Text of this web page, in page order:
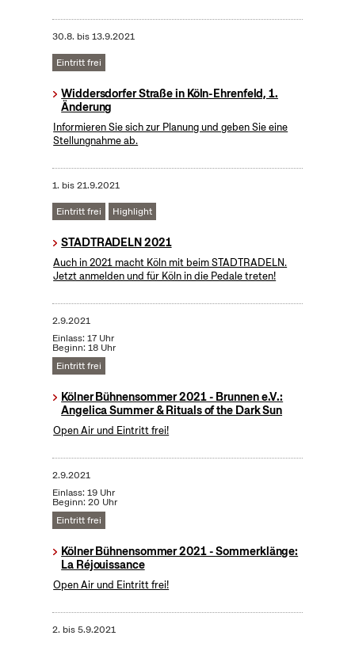
30.8. bis13.9.2021
Eintritt frei
Widdersdorfer Straße in Köln-Ehrenfeld, 1.
Änderung
Informieren Sie sich zur Planung und geben Sie eine
Stellungnahme ab.
1. bis21.9.2021
Eintritt frei Highlight
STADTRADELN 2021
Auch in 2021 macht Köln mit beim STADTRADELN.
Jetzt anmelden und für Köln in die Pedale treten!
2.9.2021
Einlass: 17 Uhr
Beginn: 18 Uhr
Eintritt frei
Kölner Bühnensommer 2021 - Brunnen e.V.:
Angelica Summer & Rituals of the Dark Sun
Open Air und Eintritt frei!
2.9.2021
Einlass: 19 Uhr
Beginn: 20 Uhr
Eintritt frei
Kölner Bühnensommer 2021 - Sommerklänge:
La Réjouissance
Open Air und Eintritt frei!
2. bis5.9.2021